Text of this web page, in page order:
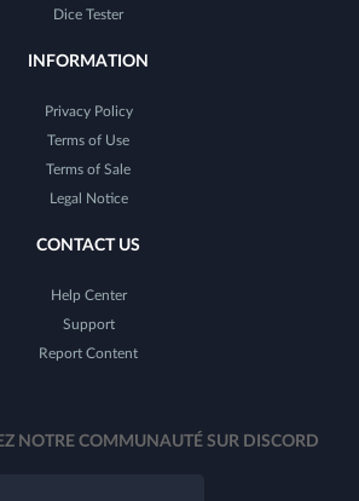
Dice Tester
INFORMATION
Privacy Policy
Terms of Use
Terms of Sale
Legal Notice
CONTACT US
Help Center
Support
Report Content
NOTRE COMMUNAUTÉ SUR DISCORD